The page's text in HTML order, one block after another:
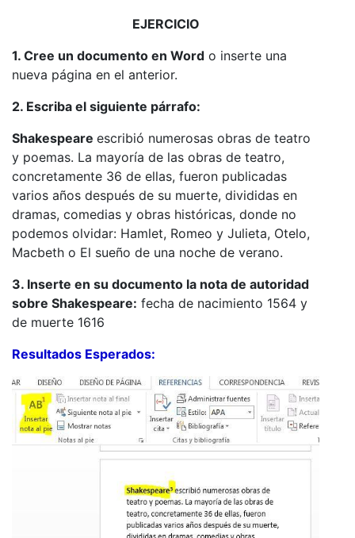
EJERCICIO
1. Cree un documento en Word o inserte una
nueva página en el anterior.
2. Escriba el siguiente párrafo:
Shakespeare escribió numerosas obras de teatro
y poemas. La mayoría de las obras de teatro,
concretamente 36 de ellas, fueron publicadas
varios años después de su muerte, divididas en
dramas, comedias y obras históricas, donde no
podemos olvidar: Hamlet, Romeo y Julieta, Otelo,
Macbeth o El sueño de una noche de verano.
3. Inserte en su documento la nota de autoridad
sobre Shakespeare: fecha de nacimiento 1564 y
de muerte 1616
Resultados Esperados: